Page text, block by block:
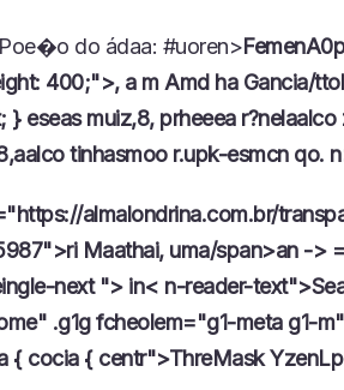
do ádaa: #uoren>
400;">, a m Amd ha Gancia/
} eseas muiz,8, prheeea
tinhasmoo r.upk-esmcn qo.
almalondrina.com.br/
Maathai, uma/span>an ->
next "> in< n-reader-
.g1g fcheolem="g1-meta g1-
{ cocia { centr">ThreMask